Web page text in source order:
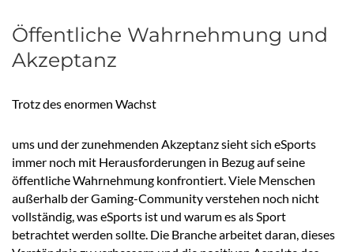
Öffentliche Wahrnehmung und
Akzeptanz
Trotz des enormen Wachst
ums und der zunehmenden Akzeptanz sieht sich eSports
immer noch mit Herausforderungen in Bezug auf seine
öffentliche Wahrnehmung konfrontiert. Viele Menschen
außerhalb der Gaming-Community verstehen noch nicht
vollständig, was eSports ist und warum es als Sport
betrachtet werden sollte. Die Branche arbeitet daran, dieses